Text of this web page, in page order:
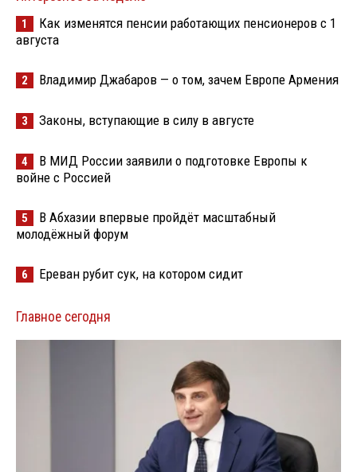
1
Как изменятся пенсии работающих пенсионеров с 1
августа
2 Владимир Джабаров — о том, зачем Европе Армения
3 Законы, вступающие в силу в августе
4
В МИД России заявили о подготовке Европы к
войне с Россией
5
В Абхазии впервые пройдёт масштабный
молодёжный форум
6 Ереван рубит сук, на котором сидит
Главное сегодня